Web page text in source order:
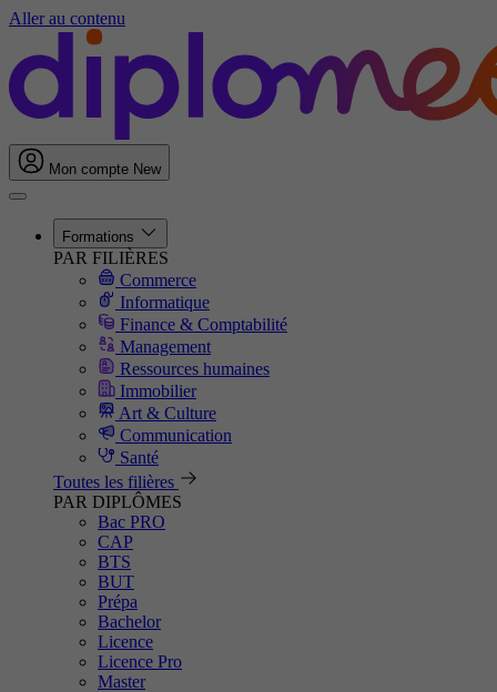
Aller au contenu
Mon compte New
Formations
PAR FILIÈRES
Commerce
Informatique
Finance & Comptabilité
Management
Ressources humaines
Immobilier
Art & Culture
Communication
Santé
Toutes les filières
PAR DIPLÔMES
Bac PRO
CAP
BTS
BUT
Prépa
Bachelor
Licence
Licence Pro
Master